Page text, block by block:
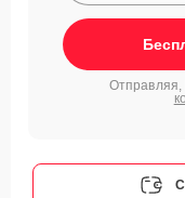
Отправляя,